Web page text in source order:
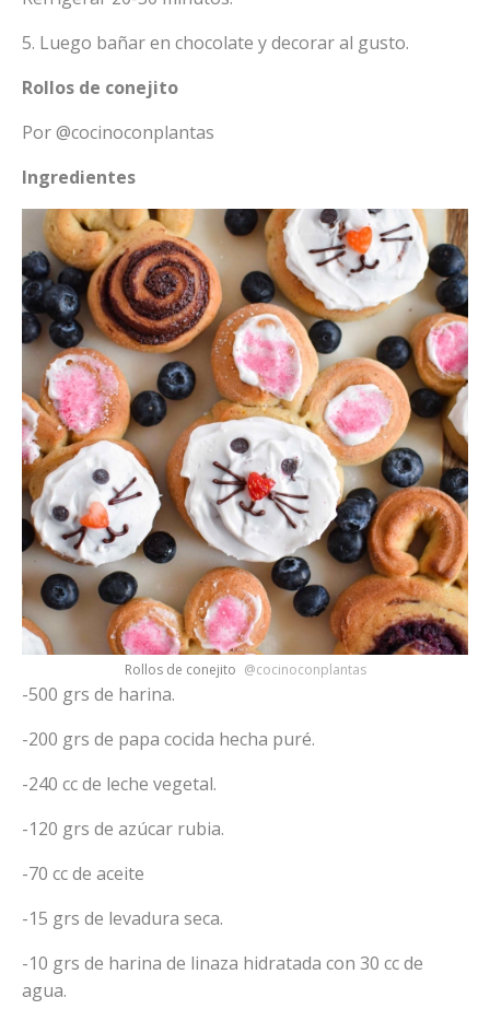
5. Luego bañar en chocolate y decorar al gusto.
Rollos de conejito
Por @cocinoconplantas
Ingredientes
Rollos de conejito @cocinoconplantas
-500 grs de harina.
-200 grs de papa cocida hecha puré.
-240 cc de leche vegetal.
-120 grs de azúcar rubia.
-70 cc de aceite
-15 grs de levadura seca.
-10 grs de harina de linaza hidratada con 30 cc de
agua.